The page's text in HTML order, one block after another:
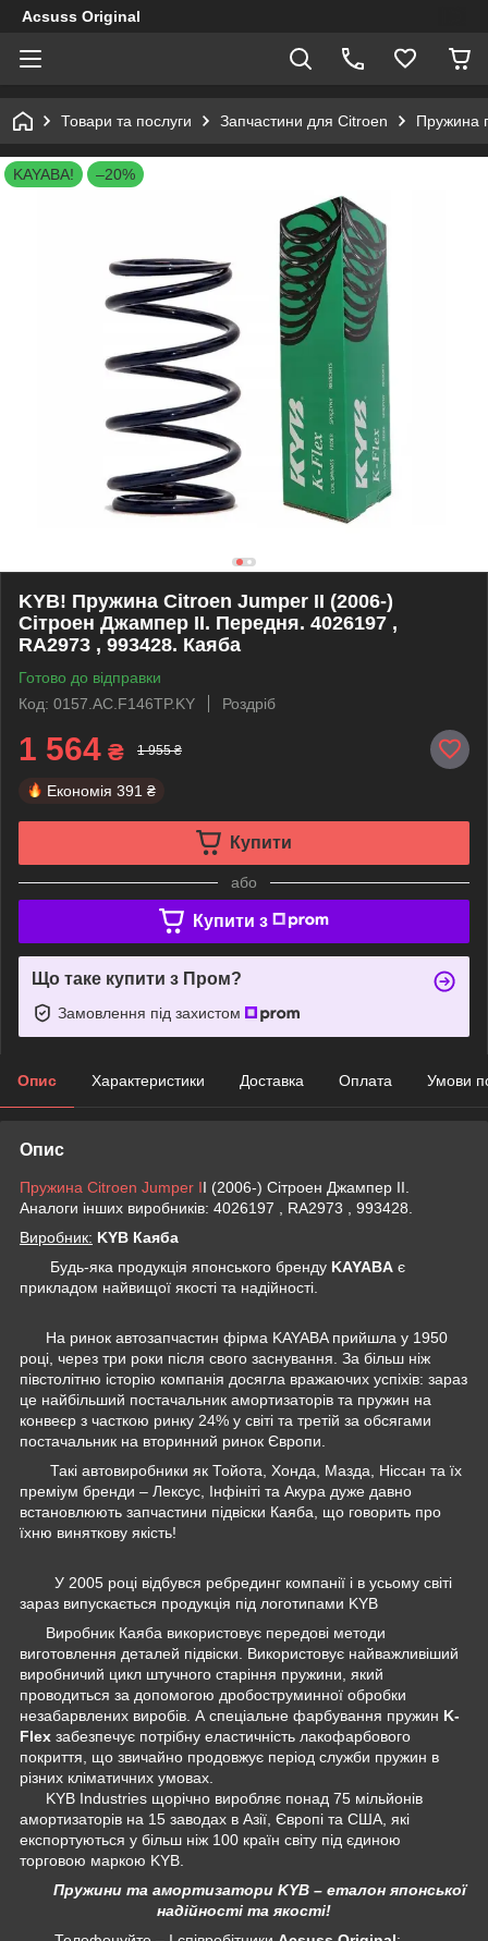
Acsuss Original
Товари та послуги Запчастини для Citroen Пружина
KAYABA! –20%
KYB! Пружина Citroen Jumper II (2006-)
Сітроен Джампер II. Передня. 4026197 ,
RA2973 , 993428. Каяба
Готово до відправки
Код: 0157.AC.F146TP.KY
Роздріб
1 564 ₴ 1 955 ₴
Економія 391 ₴
Купити
або
Купити з
Що таке купити з Пром?
Замовлення під захистом
Опис Характеристики Доставка Оплата Умови
Опис
Пружина Citroen Jumper II (2006-) Сітроен Джампер II.
Аналоги інших виробників: 4026197 , RA2973 , 993428.
Виробник: KYB Каяба
Будь-яка продукція японського бренду KAYABA є
прикладом найвищої якості та надійності.
На ринок автозапчастин фірма KAYABA прийшла у 1950
році, через три роки після свого заснування. За більш ніж
півстолітню історію компанія досягла вражаючих успіхів: зараз
це найбільший постачальник амортизаторів та пружин на
конвеєр з часткою ринку 24% у світі та третій за обсягами
постачальник на вторинний ринок Європи.
Такі автовиробники як Тойота, Хонда, Мазда, Ніссан та їх
преміум бренди – Лексус, Інфініті та Акура дуже давно
встановлюють запчастини підвіски Каяба, що говорить про
їхню виняткову якість!
У 2005 році відбувся ребрединг компанії і в усьому світі
зараз випускається продукція під логотипами KYB
Виробник Каяба використовує передові методи
виготовлення деталей підвіски. Використовує найважливіший
виробничий цикл штучного старіння пружини, який
проводиться за допомогою дробоструминної обробки
незабарвлених виробів. А спеціальне фарбування пружин K-
Flex забезпечує потрібну еластичність лакофарбового
покриття, що звичайно продовжує період служби пружин в
різних кліматичних умовах.
KYB Industries щорічно виробляє понад 75 мільйонів
амортизаторів на 15 заводах в Азії, Європі та США, які
експортуються у більш ніж 100 країн світу під єдиною
торговою маркою KYB.
Пружини та амортизатори KYB – еталон японської
надійності та якості!